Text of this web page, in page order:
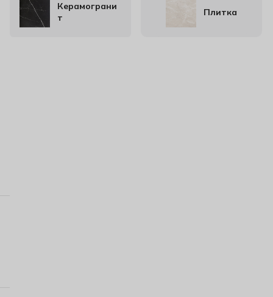
Керамограни
т
Плитка